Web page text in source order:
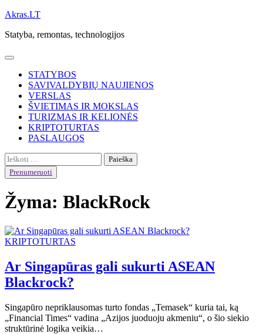
Skip
content
Akras.LT
Statyba, remontas, technologijos
STATYBOS
SAVIVALDYBIŲ NAUJIENOS
VERSLAS
ŠVIETIMAS IR MOKSLAS
TURIZMAS IR KELIONĖS
KRIPTOTURTAS
PASLAUGOS
Ieškoti:
Prenumeruoti
Žyma: BlackRock
KRIPTOTURTAS
Ar Singapūras gali sukurti ASEAN
Blackrock?
Singapūro nepriklausomas turto fondas „Temasek“ kuria tai, ką
„Financial Times“ vadina „Azijos juoduoju akmeniu“, o šio siekio
struktūrinė logika veikia…